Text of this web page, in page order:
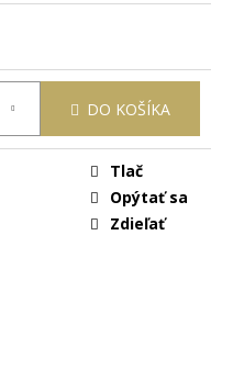
DO KOŠÍKA
Tlač
Opýtať sa
Zdieľať